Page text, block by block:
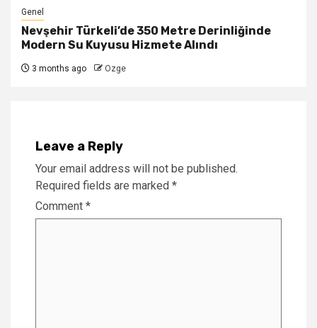
Genel
Nevşehir Türkeli’de 350 Metre Derinliğinde
Modern Su Kuyusu Hizmete Alındı
3 months ago Ozge
Leave a Reply
Your email address will not be published.
Required fields are marked *
Comment *